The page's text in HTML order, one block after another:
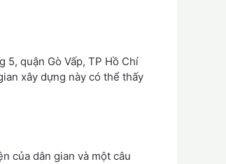
5, quận Gò Vấp, TP Hồ Chí
xây dựng này có thể thấy
của dân gian và một câu